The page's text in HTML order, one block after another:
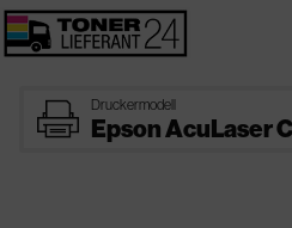
printer Druckermodell
Epson AcuLaser